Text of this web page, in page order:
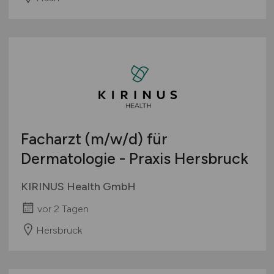
Facharzt (m/w/d) für
Dermatologie - Praxis Hersbruck
KIRINUS Health GmbH
vor 2 Tagen
Hersbruck